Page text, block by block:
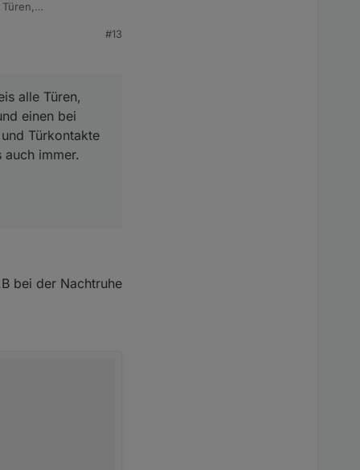
wenn dann#13
alle Türen,
einen bei
Türkontakte
immer.
bei der Nachtruhe